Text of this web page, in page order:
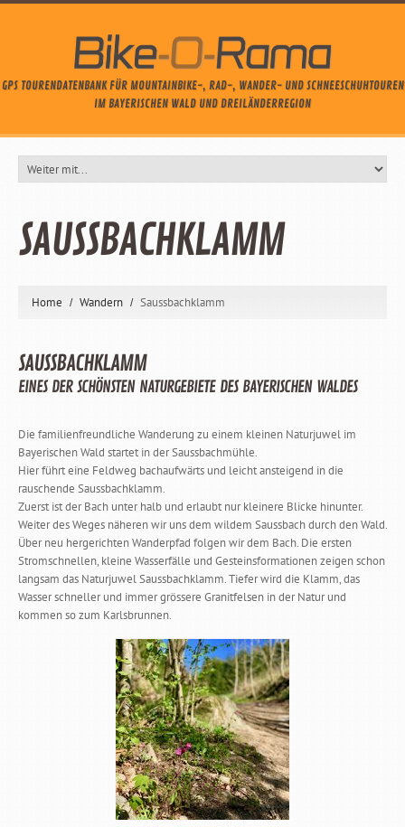
GPS TOURENDATENBANK FÜR MOUNTAINBIKE-, RAD-, WANDER- UND SCHNEESCHUHTOUREN
IM BAYERISCHEN WALD UND DREILÄNDERREGION
SAUSSBACHKLAMM
Home Wandern Saussbachklamm
SAUSSBACHKLAMM
EINES DER SCHÖNSTEN NATURGEBIETE DES BAYERISCHEN WALDES
Die familienfreundliche Wanderung zu einem kleinen Naturjuwel im
Bayerischen Wald startet in der Saussbachmühle.
Hier führt eine Feldweg bachaufwärts und leicht ansteigend in die
rauschende Saussbachklamm.
Zuerst ist der Bach unter halb und erlaubt nur kleinere Blicke hinunter.
Weiter des Weges näheren wir uns dem wildem Saussbach durch den Wald.
Über neu hergerichten Wanderpfad folgen wir dem Bach. Die ersten
Stromschnellen, kleine Wasserfälle und Gesteinsformationen zeigen schon
langsam das Naturjuwel Saussbachklamm. Tiefer wird die Klamm, das
Wasser schneller und immer grössere Granitfelsen in der Natur und
kommen so zum Karlsbrunnen.